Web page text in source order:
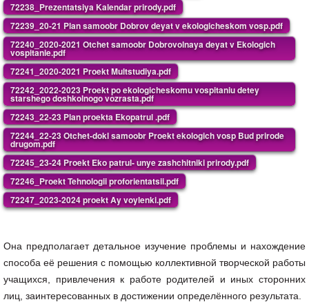
72238_Prezentatsiya Kalendar prirody.pdf
72239_20-21 Plan samoobr Dobrov deyat v ekologicheskom vosp.pdf
72240_2020-2021 Otchet samoobr Dobrovolnaya deyat v Ekologich
vospitanie.pdf
72241_2020-2021 Proekt Multstudiya.pdf
72242_2022-2023 Proekt po ekologicheskomu vospitaniu detey
starshego doshkolnogo vozrasta.pdf
72243_22-23 Plan proekta Ekopatrul .pdf
72244_22-23 Otchet-dokl samoobr Proekt ekologich vosp Bud prirode
drugom.pdf
72245_23-24 Proekt Eko patrul- unye zashchitniki prirody.pdf
72246_Proekt Tehnologii proforientatsii.pdf
72247_2023-2024 proekt Ay voylenki.pdf
Она предполагает детальное изучение проблемы и нахождение
способа её решения с помощью коллективной творческой работы
учащихся, привлечения к работе родителей и иных сторонних
лиц, заинтересованных в достижении определённого результата.